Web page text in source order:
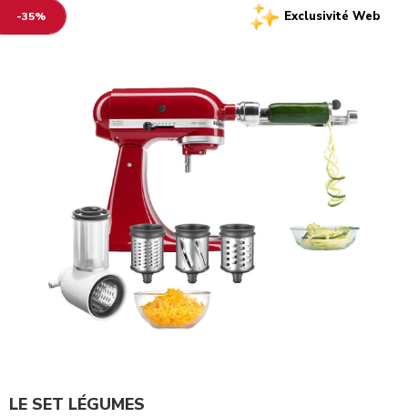
-35% Exclusivité Web
LE SET LÉGUMES